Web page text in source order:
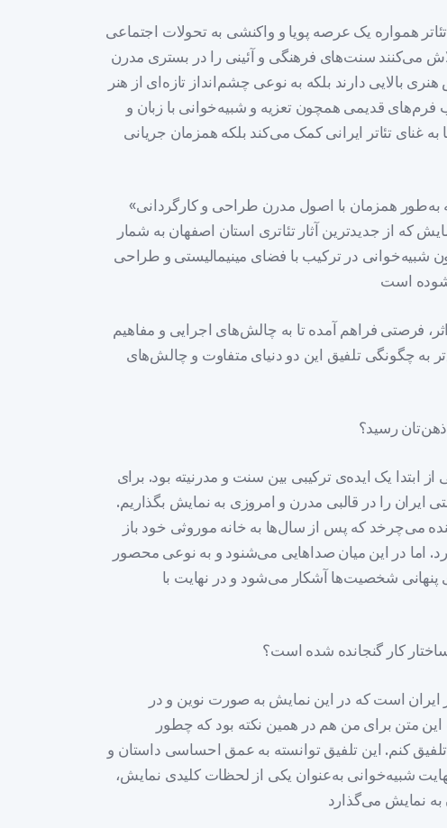
همواره یک عرصه پویا و واکنشی به تحولات اجتماعی
می‌کنند سنت‌های فرهنگی و آئینی را در بستری مدرن
هنری بالایی دارند بلکه به نوعی چشم‌انداز تازه‌ای از هنر
قدیمی همچون تعزیه و شبیه‌خوانی با زبان و
غنای تئاتر ایرانی کمک می‌کند بلکه همزمان جریانی
«ترانه آب» به‌عنوان یک نمایش آئینی و سنتی که به‌طور همزمان با اصول مدرن طراحی و کارگردانی
که از جدیدترین آثار تئاتری استان اصفهان به شمار
شبیه‌خوانی در ترکیب با فضای مینیمالیستی و طراحی
فرصتی فراهم آمده تا به چالش‌های اجرایی و مفاهیم
به چگونگی تلفیق این دو دنیای متفاوت و چالش‌های
رسید؟
ابتدا یک ایده‌ی ترکیبی بین سنت و مدرنیته بود. برای
ایران را در قالبی مدرن و امروزی به نمایش بگذاریم.
می‌چرخد که پس از سال‌ها به خانه موروثی خود باز
اما در این میان صداهایی می‌شنود و به نوعی محصور
پنهانی شخصیت‌ها آشکار می‌شود و در نهایت با
کار گنجانده شده است؟
ایران است که در این نمایش به صورت نوین و در
متن برای من هم در همین نکته بود که چطور
کنم. این تلفیق توانسته به عمق احساسی داستان و
شبیه‌خوانی به‌عنوان یکی از لحظات کلیدی نمایش،